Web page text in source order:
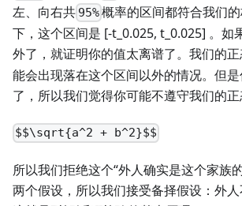
左、向右共 95%概率的区间都符合我们
下，这个区间是 [-t_ 0.025, t_ 0.025] 。如
外了，就证明你的值太离谱了。我们的
能会出现落在这个区间以外的情况。但
了，所以我们觉得你可能不遵守我们的正
$$\sqrt{a^2 + b^2}$$
所以我们拒绝这个“外人确实是这个家族
两个假设，所以我们接受备择假设：外人